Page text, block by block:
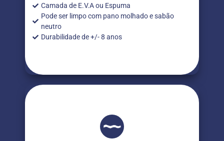
Camada de E.V.A ou Espuma
Pode ser limpo com pano molhado e sabão
neutro
Durabilidade de +/- 8 anos